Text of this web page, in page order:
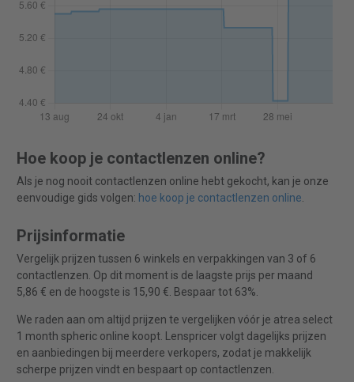
Hoe koop je contactlenzen online?
Als je nog nooit contactlenzen online hebt gekocht, kan je onze
eenvoudige gids volgen: hoe koop je contactlenzen online.
Prijsinformatie
Vergelijk prijzen tussen 6 winkels en verpakkingen van 3 of 6
contactlenzen. Op dit moment is de laagste prijs per maand
5,86 € en de hoogste is 15,90 €. Bespaar tot 63%.
We raden aan om altijd prijzen te vergelijken vóór je atrea select
1 month spheric online koopt. Lenspricer volgt dagelijks prijzen
en aanbiedingen bij meerdere verkopers, zodat je makkelijk
scherpe prijzen vindt en bespaart op contactlenzen.